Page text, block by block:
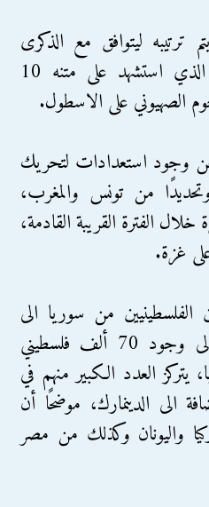
ترتيبه ليتوافق مع الذكرى
السنوية لاسطول مرمرة، الذي استشهد على متنه 10
الصهيوني على الاسطول.
استعدادات لتحريك
من تونس والمغرب،
الفترة القريبة القادمة،
غزة.
الفلسطينيين من سوريا الى
أوروبا، فأشار أبو راشد إلى وجود 70 ألف فلسطيني
العدد الكبير منهم في
الى الدينمارك، موضحًا أن
واليونان وكذلك من مصر